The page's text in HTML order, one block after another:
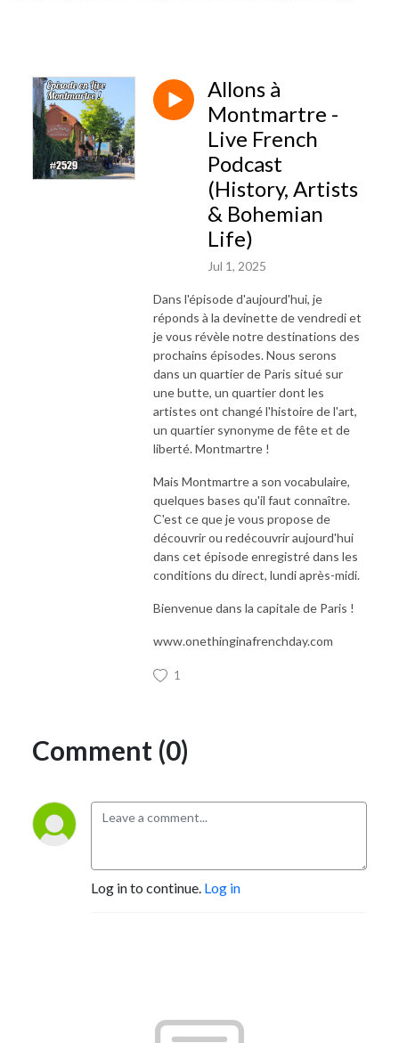
Allons à
Montmartre -
Live French
Podcast
(History, Artists
& Bohemian
Life)
Jul 1, 2025
Dans l'épisode d'aujourd'hui, je
réponds à la devinette de vendredi et
je vous révèle notre destinations des
prochains épisodes. Nous serons
dans un quartier de Paris situé sur
une butte, un quartier dont les
artistes ont changé l'histoire de l'art,
un quartier synonyme de fête et de
liberté. Montmartre !
Mais Montmartre a son vocabulaire,
quelques bases qu'il faut connaître.
C'est ce que je vous propose de
découvrir ou redécouvrir aujourd'hui
dans cet épisode enregistré dans les
conditions du direct, lundi après-midi.
Bienvenue dans la capitale de Paris !
www.onethinginafrenchday.com
1
Comment (0)
Log in to continue. Log in